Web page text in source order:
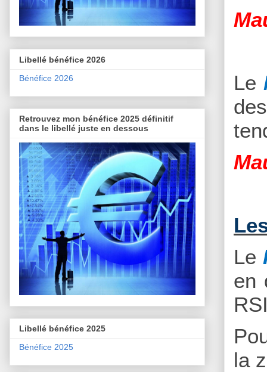
Le
Le
en
la
Libellé bénéfice 2026
Bénéfice 2026
Retrouvez mon bénéfice 2025 définitif
dans le libellé juste en dessous
Libellé bénéfice 2025
Bénéfice 2025